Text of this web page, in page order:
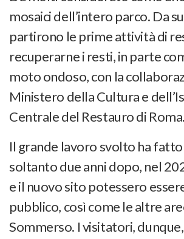
mosaici dell’intero parco. Da
partirono le prime attività di
recuperarne i resti, in parte
moto ondoso, con la
Ministero della Cultura e
Centrale del Restauro di Roma.
Il grande lavoro svolto ha fatto
soltanto due anni dopo, nel
e il nuovo sito potessero
pubblico, così come le altre
Sommerso. I visitatori,